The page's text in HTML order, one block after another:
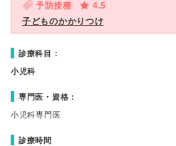
予防接種
4.5
子どものかかりつけ
診療科目：
小児科
専門医・資格：
小児科専門医
診療時間